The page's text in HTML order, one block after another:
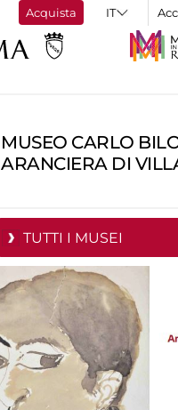
Acquista
MUSEO CARLO
ARANCIERA DI
TUTTI I MUSEI